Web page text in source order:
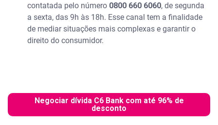
contatada pelo número 0800 660 6060, de segunda
a sexta, das 9h às 18h. Esse canal tem a finalidade
de mediar situações mais complexas e garantir o
direito do consumidor.
Negociar dívida C6 Bank com até 96% de
desconto